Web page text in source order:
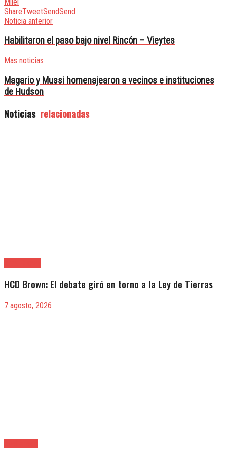
ShareTweetSendSend
Noticia anterior
Habilitaron el paso bajo nivel Rincón – Vieytes
Mas noticias
Magario y Mussi homenajearon a vecinos e instituciones
de Hudson
Noticias relacionadas
HCD Brown: El debate giró en torno a la Ley de Tierras
7 agosto, 2026